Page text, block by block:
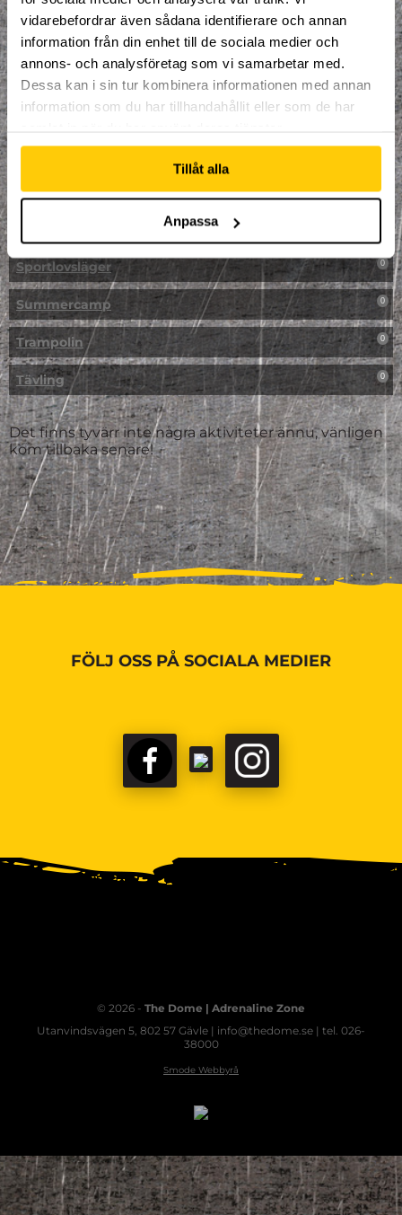
vidarebefordrar även sådana identifierare och annan
information från din enhet till de sociala medier och
annons- och analysföretag som vi samarbetar med.
Dessa kan i sin tur kombinera informationen med annan
information som du har tillhandahållit eller som de har
Tillåt alla
Anpassa
NPF-Träning
Parkour
Påsk på Dome
Påsklovsläger 0
Skateboard 0
Sportlovsläger 0
Summercamp 0
Trampolin 0
Tävling 0
Det finns tyvärr inte några aktiviteter ännu, vänligen
kom tillbaka senare!
FÖLJ OSS PÅ SOCIALA MEDIER
© 2026 - The Dome | Adrenaline Zone
Utanvindsvägen 5, 802 57 Gävle | info@thedome.se | tel. 026-
38000
Smode Webbyrå